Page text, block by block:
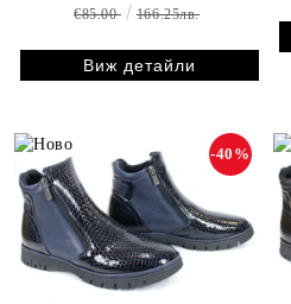
€85.00 166.25лв.
Виж детайли
-40%